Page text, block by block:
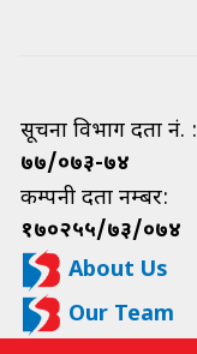
सूचना विभाग दर्ता नं. :
७७/०७३-७४
कम्पनी दर्ता नम्बर:
१७०२५५/७३/०७४
About Us
Our Team